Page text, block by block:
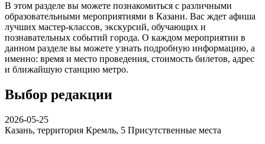
В этом разделе вы можете познакомиться с различными
образовательными мероприятиями в Казани. Вас ждет афиша
лучших мастер-классов, экскурсий, обучающих и
познавательных событий города. О каждом мероприятии в
данном разделе вы можете узнать подробную информацию, а
именно: время и место проведения, стоимость билетов, адрес
и ближайшую станцию метро.
Выбор редакции
2026-05-25
Казань, территория Кремль, 5 Присутственные места